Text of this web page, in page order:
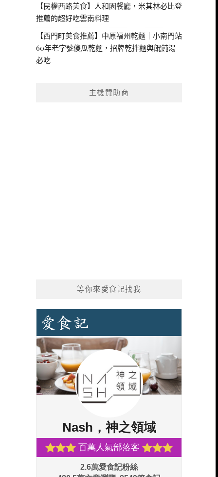
【民權西路美食】人和園餐廳，米其林必比登
推薦的超好吃雲南料理
【西門町美食推薦】中原福州乾麵｜小南門站
60年老字號傻瓜乾麵，招牌乾拌麵與餛飩湯
必吃
主機贊助商
等你來愛食記找我